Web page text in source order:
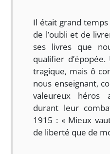
Il était grand
de l’oubli et de
ses livres que
qualifier
tragique, mais ô
nous enseignant,
valeureux héros
durant leur
1915 : « Mieux
de liberté que de